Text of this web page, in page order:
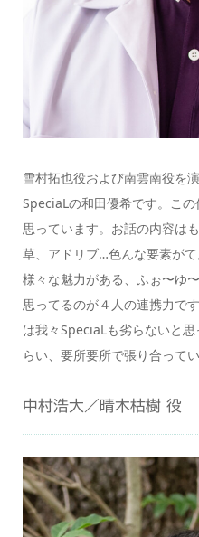
雪村拓也役および南雲南役を
SpeciaLの和田優希です。こ
思っています。お話の内容は
草、アドリブ…色んな要素が
様々な魅力がある、ふぉ〜ゆ
思ってるのが４人の連携力で
は我々SpeciaLも劣らないと
らい、要所要所で張り合って
中村浩大／晴木枯樹 役